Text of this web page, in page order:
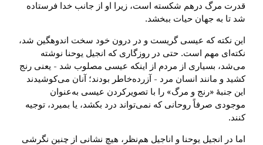
قدرت مرگ درهم شکسته است، زیرا او از جانب خدا فرستاده
شد تا به جهان حیات ببخشد.
این نکته که عیسی گریست و در درون خود سخت اندوهگین شد،
نکته‌ای مهم است. حتی در روزگاری که انجیل یوحنا نوشته
می‌شد، بسیاری از مردم از اینکه عیسی مصلوب شد - یعنی رنج
کشید و مانند انسان مرد - آزرده‌خاطر بودند؛ آنان می‌کوشیدند
این جنبهٔ «رنج و مرگ» را با تصویرکردن عیسی به‌عنوان
موجودی صرفاً روحانی که نمی‌تواند درد بکشد، یا بمیرد، توجیه
کنند.
اما در انجیل یوحنا و اناجیل هم‌نظر، هیچ نشانی از چنین نگرشی